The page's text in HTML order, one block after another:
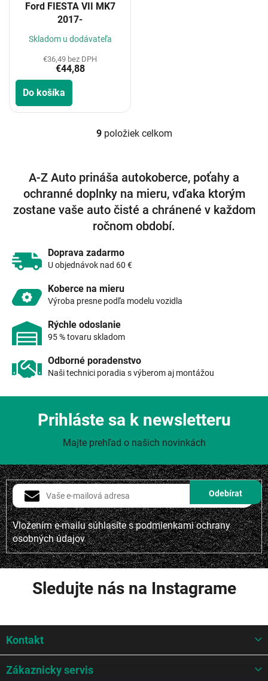
Ford FIESTA VII MK7
2017-
Skladom u dodávateľa
€36,49 bez DPH
€44,88
Do košíka
O
á
d
a
c
i
e
v
9položiek celkom
A-Z Auto prináša autokoberce, poťahy a
ochranné doplnky na mieru, vďaka ktorým
zostane vaše auto čisté a chránené v každom
ročnom období.
Doprava zadarmo
U objednávok nad 60 €
Koberce na mieru
Výroba presne podľa modelu vozidla
Rýchle odoslanie
95 % tovaru skladom
Odborné poradenstvo
Naši technici poradia s výberom aj montážou
Vložením e-mailu súhlasíte spodmienkami ochrany
osobných údajov
Prihláste sa k newsletteru
Majte prehľad o našich novinkách
Sledujte nás na Instagrame
p
Kontakt
Zákaznicky servis